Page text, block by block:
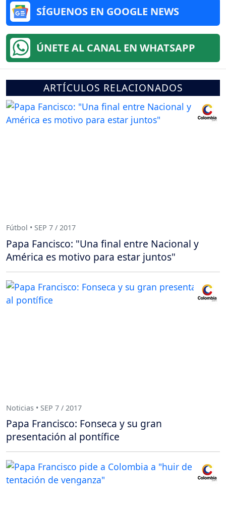
SÍGUENOS EN GOOGLE NEWS
ÚNETE AL CANAL EN WHATSAPP
ARTÍCULOS RELACIONADOS
Fútbol • SEP 7 / 2017
Papa Fancisco: "Una final entre Nacional y
América es motivo para estar juntos"
Noticias • SEP 7 / 2017
Papa Francisco: Fonseca y su gran
presentación al pontífice